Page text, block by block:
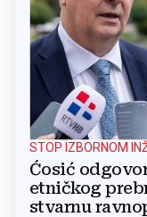
STOP IZBORNOM
Ćosić
etničkog
stvarnu